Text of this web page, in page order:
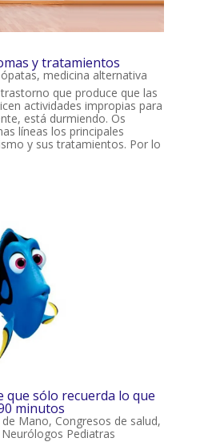
y tratamientos
, medicina alternativa
que produce que las
actividades impropias para
está durmiendo. Os
líneas los principales
y sus tratamientos. Por lo
que sólo recuerda lo que
minutos
de Mano, Congresos de salud,
Neurólogos Pediatras